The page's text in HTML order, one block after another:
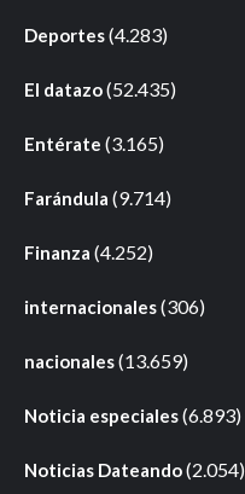
Deportes(4.283)
El datazo(52.435)
Entérate (3.165)
Farándula (9.714)
Finanza (4.252)
internacionales(306)
nacionales(13.659)
Noticia especiales(6.893)
Noticias Dateando(2.054)